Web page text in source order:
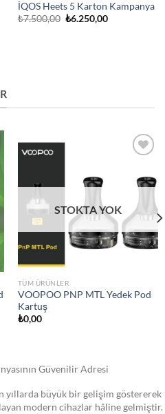
İQOS Heets 5 Karton Kampanya
₺7.500,00 Orijinal
₺6.250,00Şu
wishlist
STOKTA YOK
TÜM ÜRÜNLER
VOOPOO PNP MTL Yedek Pod
Kartuş
₺0,00
Güvenilir Adresi
büyük bir gelişim göstererek
modern cihazlar hâline gelmiştir.